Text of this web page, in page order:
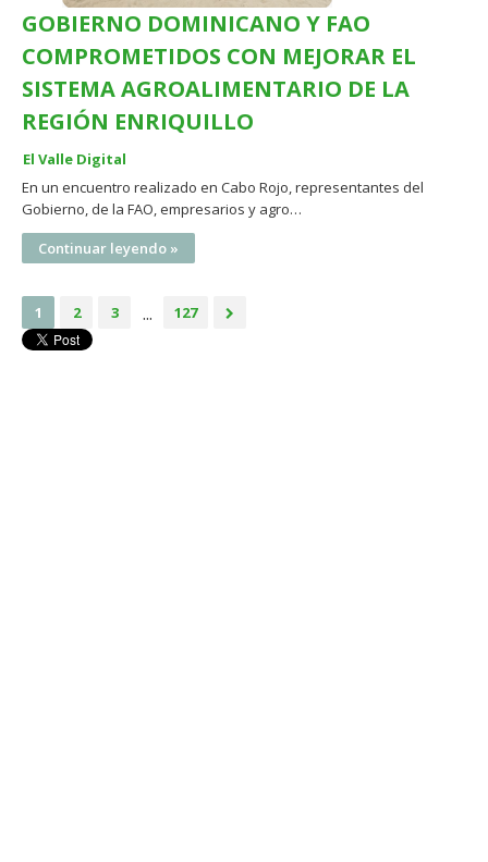
GOBIERNO DOMINICANO Y FAO
COMPROMETIDOS CON MEJORAR EL
SISTEMA AGROALIMENTARIO DE LA
REGIÓN ENRIQUILLO
El Valle Digital
En un encuentro realizado en Cabo Rojo, representantes del
Gobierno, de la FAO, empresarios y agro…
Continuar leyendo »
1 2 3 ... 127